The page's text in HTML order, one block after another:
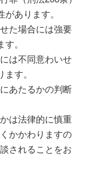
あります。
た場合には強要
。
は不同意わいせ
す。
あたるかの判断
は法律的に慎重
かかわりますの
されることをお